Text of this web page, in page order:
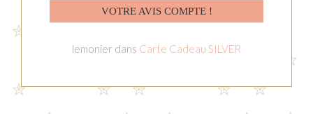
VOTRE AVIS COMPTE !
lemonier dans Carte Cadeau SILVER